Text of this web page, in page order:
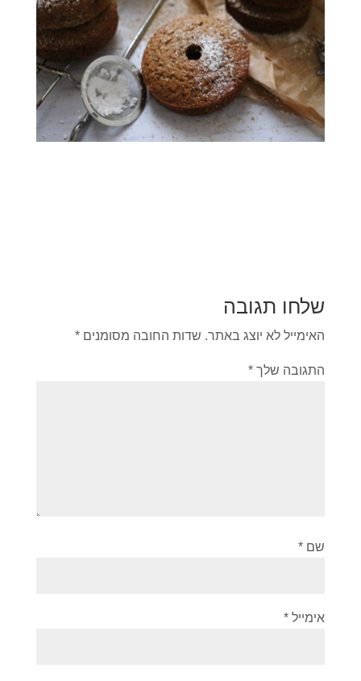
שלחו תגובה
האימייל לא יוצג באתר. שדות החובה מסומנים *
התגובה שלך *
שם *
אימייל *